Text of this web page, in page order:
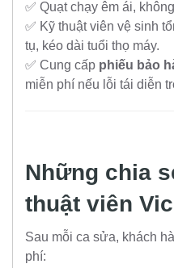
✅ Quạt chạy êm ái,
✅ Kỹ thuật viên vệ sinh
tụ, kéo dài tuổi thọ máy.
✅ Cung cấp phiếu bảo
miễn phí nếu lỗi tái diễn
Những chia
thuật viên
Sau mỗi ca sửa, khách
phí: